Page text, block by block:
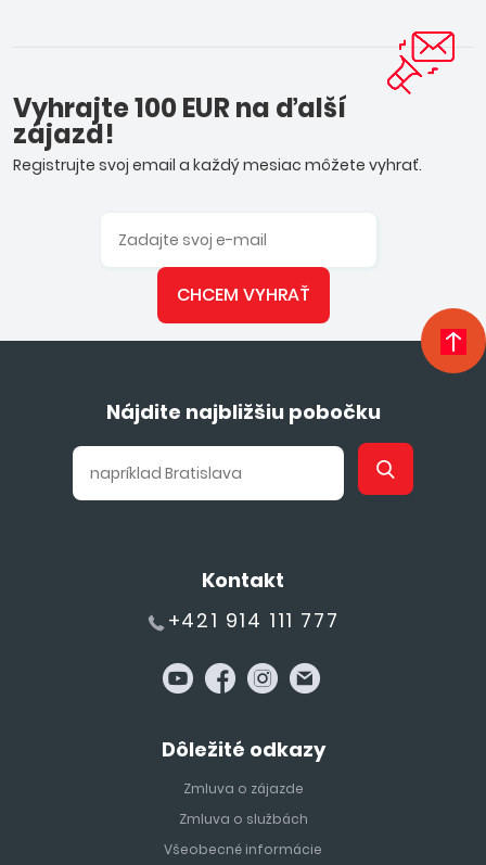
Vyhrajte 100 EUR na ďalší
zájazd!
Registrujte svoj email a každý mesiac môžete vyhrať.
CHCEM VYHRAŤ
Nájdite najbližšiu pobočku
Kontakt
+421 914 111 777
Dôležité odkazy
Zmluva o zájazde
Zmluva o službách
Všeobecné informácie